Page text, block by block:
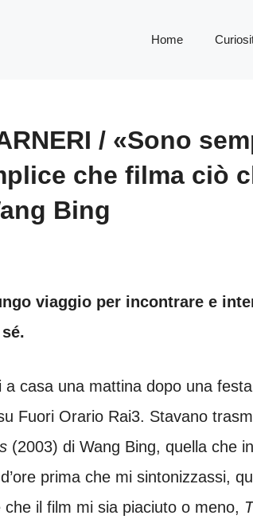
Home
/ «Sono
che filma ciò
Bing
viaggio per incontrare e
a casa una mattina dopo una
Fuori Orario Rai3. Stavano
(2003) di Wang Bing, quella che
prima che mi sintonizzassi,
il film mi sia piaciuto o meno,